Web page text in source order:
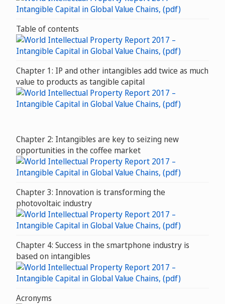
Table of contents
Chapter 1: IP and other intangibles add twice as much
value to products as tangible capital
Chapter 2: Intangibles are key to seizing new
opportunities in the coffee market
Chapter 3: Innovation is transforming the
photovoltaic industry
Chapter 4: Success in the smartphone industry is
based on intangibles
Acronyms